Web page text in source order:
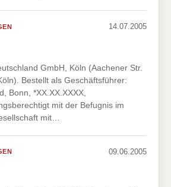
14.07.2005
GmbH, Köln (Aachener Str.
Bestellt als Geschäftsführer:
Bonn, *XX.XX.XXXX,
mit der Befugnis im
mit…
09.06.2005